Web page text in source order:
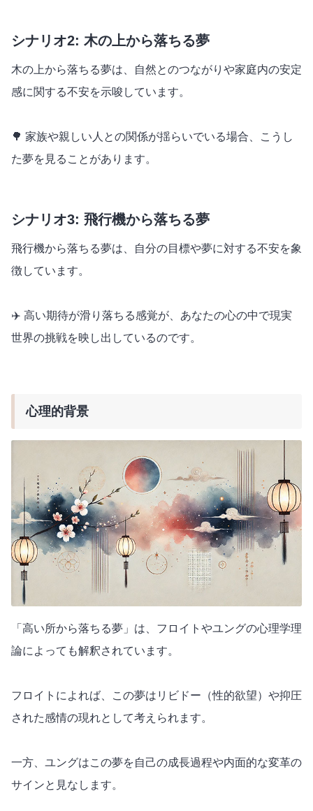
シナリオ2: 木の上から落ちる夢
木の上から落ちる夢は、自然とのつながりや家庭内の安定
感に関する不安を示唆しています。
🌳 家族や親しい人との関係が揺らいでいる場合、こうし
た夢を見ることがあります。
シナリオ3: 飛行機から落ちる夢
飛行機から落ちる夢は、自分の目標や夢に対する不安を象
徴しています。
✈️ 高い期待が滑り落ちる感覚が、あなたの心の中で現実
世界の挑戦を映し出しているのです。
心理的背景
「高い所から落ちる夢」は、フロイトやユングの心理学理
論によっても解釈されています。
フロイトによれば、この夢はリビドー（性的欲望）や抑圧
された感情の現れとして考えられます。
一方、ユングはこの夢を自己の成長過程や内面的な変革の
サインと見なします。